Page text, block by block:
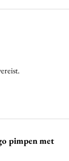
pimpen met